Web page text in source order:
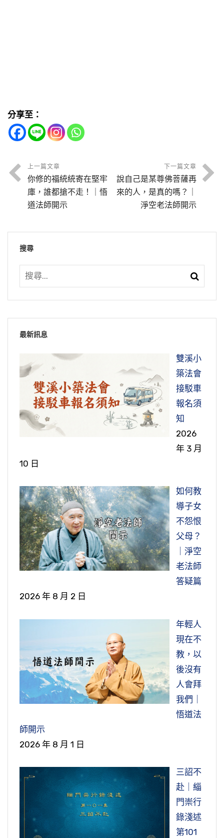
分享至：
上一篇文章
你修的福統統寄在堅牢
庫，誰都搶不走！｜悟
道法師開示
下一篇文章
說自己是某尊佛菩薩再
來的人，是真的嗎？｜
淨空老法師開示
搜尋
最新訊息
雙溪小
築法會
接駁車
報名須
知
2026
年 3 月
10 日
如何教
導子女
不怨恨
父母？
｜淨空
老法師
答疑篇
2026 年 8 月 2 日
年輕人
現在不
教，以
後沒有
人會拜
我們｜
悟道法
師開示
2026 年 8 月 1 日
三詔不
赴｜緇
門崇行
錄淺述
第101